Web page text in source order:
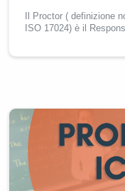
Il Proctor ( definizione
ISO 17024) è il